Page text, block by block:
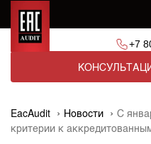
+7
EacAudit Новости
С
критерии к